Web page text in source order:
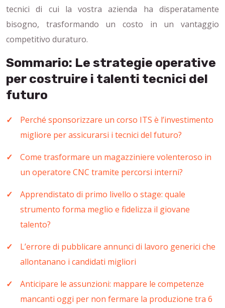
tecnici di cui la vostra azienda ha disperatamente
bisogno, trasformando un costo in un vantaggio
competitivo duraturo.
Sommario: Le strategie operative
per costruire i talenti tecnici del
futuro
Perché sponsorizzare un corso ITS è l’investimento
migliore per assicurarsi i tecnici del futuro?
Come trasformare un magazziniere volenteroso in
un operatore CNC tramite percorsi interni?
Apprendistato di primo livello o stage: quale
strumento forma meglio e fidelizza il giovane
talento?
L’errore di pubblicare annunci di lavoro generici che
allontanano i candidati migliori
Anticipare le assunzioni: mappare le competenze
mancanti oggi per non fermare la produzione tra 6